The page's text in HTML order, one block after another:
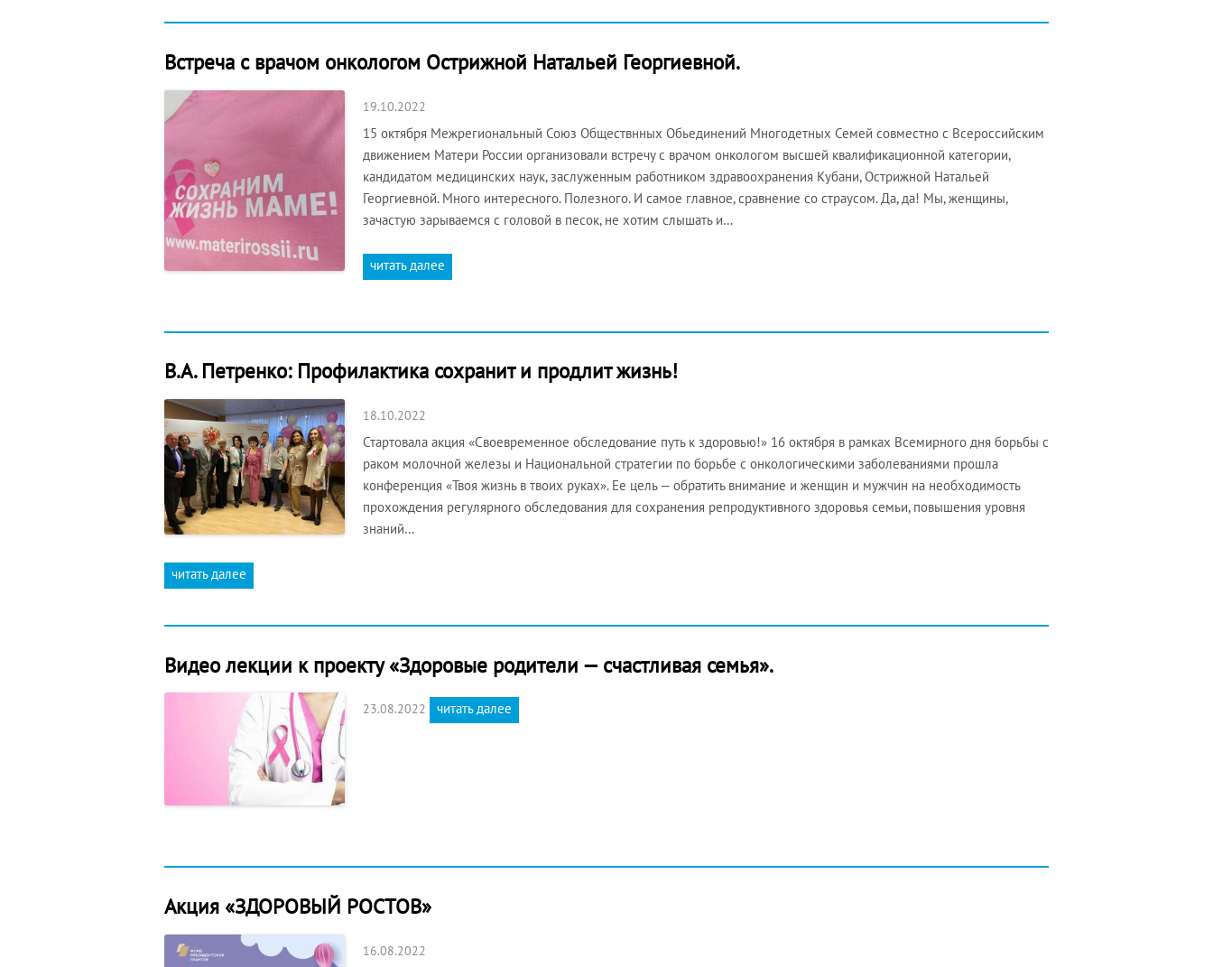
Встреча с врачом онкологом Острижной Натальей Георгиевной.
19.10.2022
15 октября Межрегиональный Союз Обществнных Обьединений Многодетных Семей совместно с Всероссийским
движением Матери России организовали встречу с врачом онкологом высшей квалификационной категории,
кандидатом медицинских наук, заслуженным работником здравоохранения Кубани, Острижной Натальей
Георгиевной. Много интересного. Полезного. И самое главное, сравнение со страусом. Да, да! Мы, женщины,
зачастую зарываемся с головой в песок, не хотим слышать и…
читать далее
В.А. Петренко: Профилактика сохранит и продлит жизнь!
18.10.2022
Стартовала акция «Своевременное обследование путь к здоровью!» 16 октября в рамках Всемирного дня борьбы с
раком молочной железы и Национальной стратегии по борьбе с онкологическими заболеваниями прошла
конференция «Твоя жизнь в твоих руках». Ее цель — обратить внимание и женщин и мужчин на необходимость
прохождения регулярного обследования для сохранения репродуктивного здоровья семьи, повышения уровня
знаний…
читать далее
Видео лекции к проекту «Здоровые родители — счастливая семья».
23.08.2022 читать далее
Акция «ЗДОРОВЫЙ РОСТОВ»
16.08.2022